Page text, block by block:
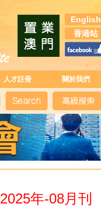
English
香港站
人才註冊 關於我們
2025年-08月刊